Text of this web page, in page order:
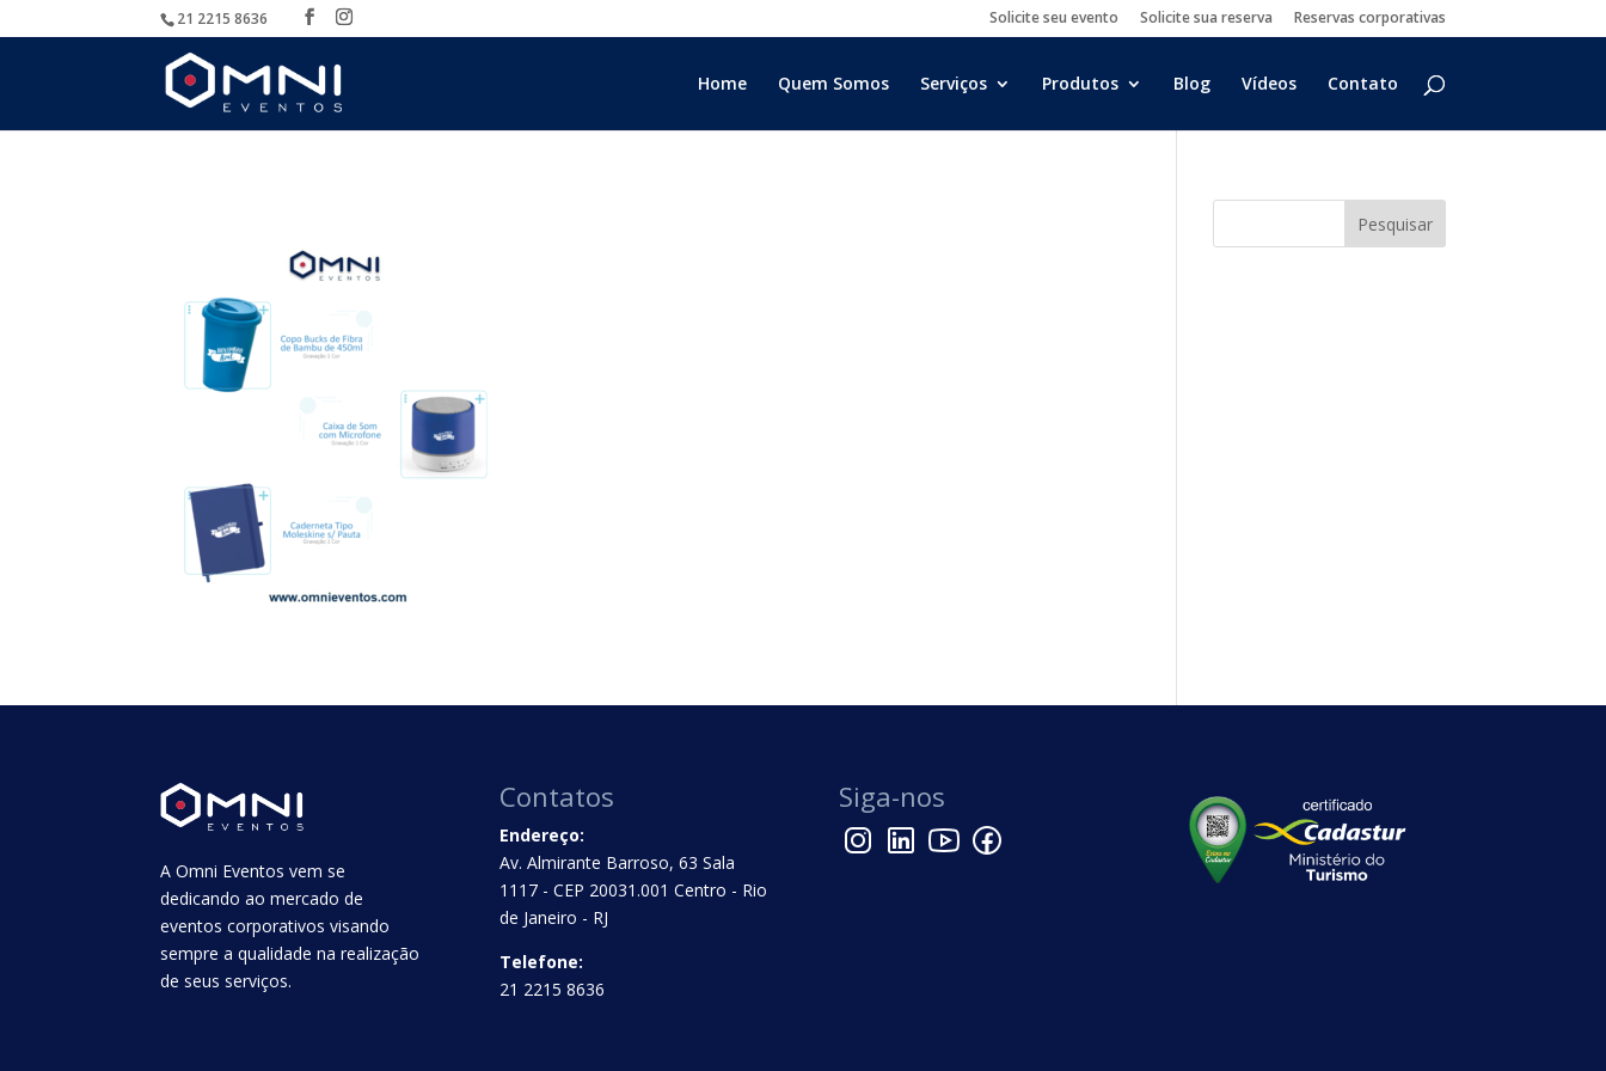
21 2215 8636 Solicite seu evento Solicite sua reserva Reservas corporativas
Home Quem Somos Serviços Produtos Blog Vídeos Contato
A Omni Eventos vem se
dedicando ao mercado de
eventos corporativos visando
sempre a qualidade na realização
de seus serviços.
Contatos
Endereço:
Av. Almirante Barroso, 63 Sala
1117 - CEP 20031.001 Centro - Rio
de Janeiro - RJ
Telefone:
21 2215 8636
Siga-nos